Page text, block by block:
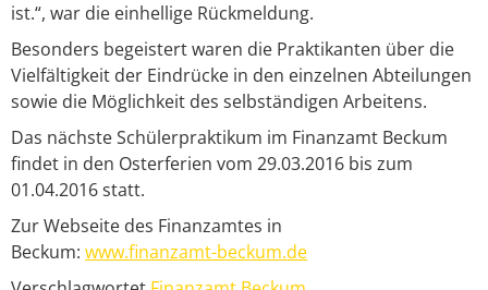
ist.“, war die einhellige Rückmeldung.
Besonders begeistert waren die Praktikanten über die
Vielfältigkeit der Eindrücke in den einzelnen Abteilungen
sowie die Möglichkeit des selbständigen Arbeitens.
Das nächste Schülerpraktikum im Finanzamt Beckum
findet in den Osterferien vom 29.03.2016 bis zum
01.04.2016 statt.
Zur Webseite des Finanzamtes in
Beckum: www.finanzamt-beckum.de